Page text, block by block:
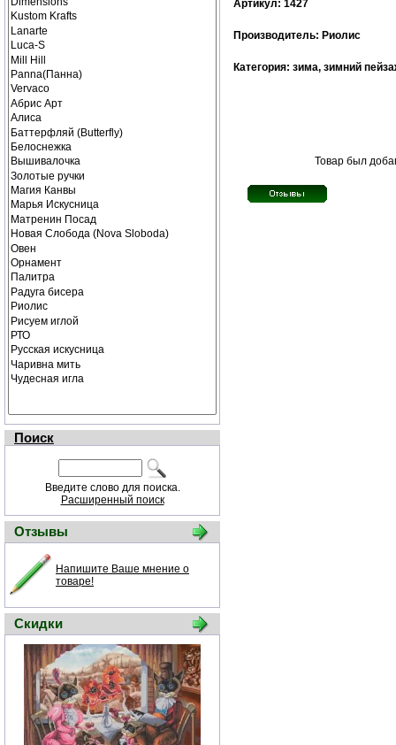
Поиск
Введите слово для поиска.
Расширенный поиск
Отзывы
Напишите Ваше мнение о
товаре!
Скидки
Артикул: 1427
Производитель: Риолис
Категория: зима, зимний
Товар был